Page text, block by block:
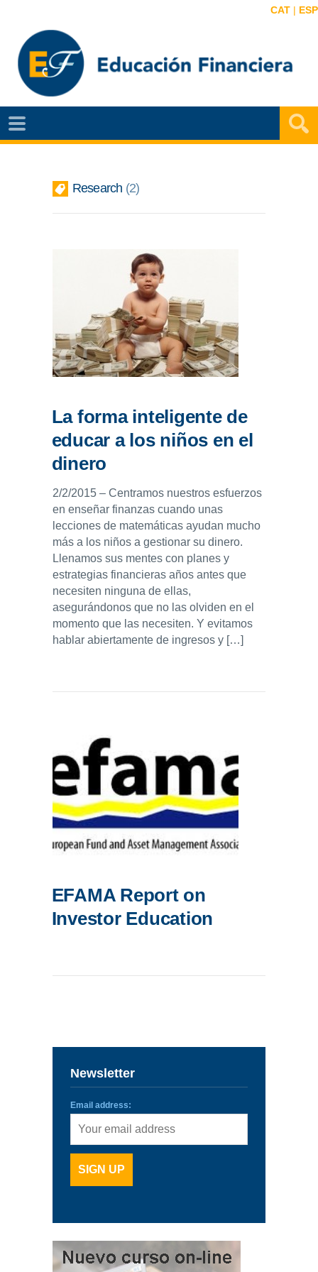
CAT | ESP
NOTÍCIAS
EF
ENLACES
IEF
NOSOTROS
Research 2
La forma inteligente de
educar a los niños en el
dinero
2/2/2015 – Centramos nuestros esfuerzos
en enseñar finanzas cuando unas
lecciones de matemáticas ayudan mucho
más a los niños a gestionar su dinero.
Llenamos sus mentes con planes y
estrategias financieras años antes que
necesiten ninguna de ellas,
asegurándonos que no las olviden en el
momento que las necesiten. Y evitamos
hablar abiertamente de ingresos y […]
EFAMA Report on
Investor Education
Newsletter
Email address: